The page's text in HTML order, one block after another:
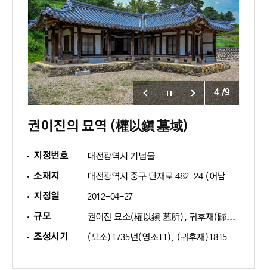
4 /9
권이진의 묘역 (權以鎭 墓域)
지정번호 대전광역시 기념물
소재지 대전광역시 중구 단재로 482-24 (어남동 71) ※(묘소)어남동 산 6(귀후재 뒤편)
지정일 2012-04-27
규모 권이진 묘소(權以鎭 墓所), 귀후재(歸厚齋), 신도비(神道碑)
조성시기 (묘소)1735년(영조11), (귀후재)1815년(순조15), (신도비)1866년(고종3)